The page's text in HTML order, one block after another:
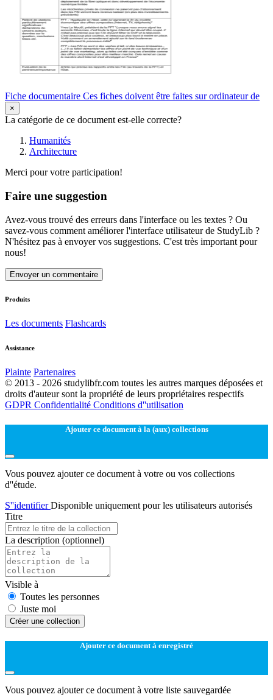
Fiche documentaire Ces fiches doivent être faites sur ordinateur de
×
La catégorie de ce document est-elle correcte?
Humanités
Architecture
Merci pour votre participation!
Faire une suggestion
Avez-vous trouvé des erreurs dans l'interface ou les textes ? Ou
savez-vous comment améliorer l'interface utilisateur de StudyLib ?
N'hésitez pas à envoyer vos suggestions. C'est très important pour
nous!
Envoyer un commentaire
Produits
Les documents Flashcards
Assistance
Plainte Partenaires
© 2013 - 2026 studylibfr.com toutes les autres marques déposées et
droits d'auteur sont la propriété de leurs propriétaires respectifs
GDPR Confidentialité Conditions d''utilisation
Ajouter ce document à la (aux) collections
Vous pouvez ajouter ce document à votre ou vos collections
d''étude.
S''identifierDisponible uniquement pour les utilisateurs autorisés
Titre
La description (optionnel)
Visible à
Toutes les personnes
Juste moi
Créer une collection
Ajouter ce document à enregistré
Vous pouvez ajouter ce document à votre liste sauvegardée